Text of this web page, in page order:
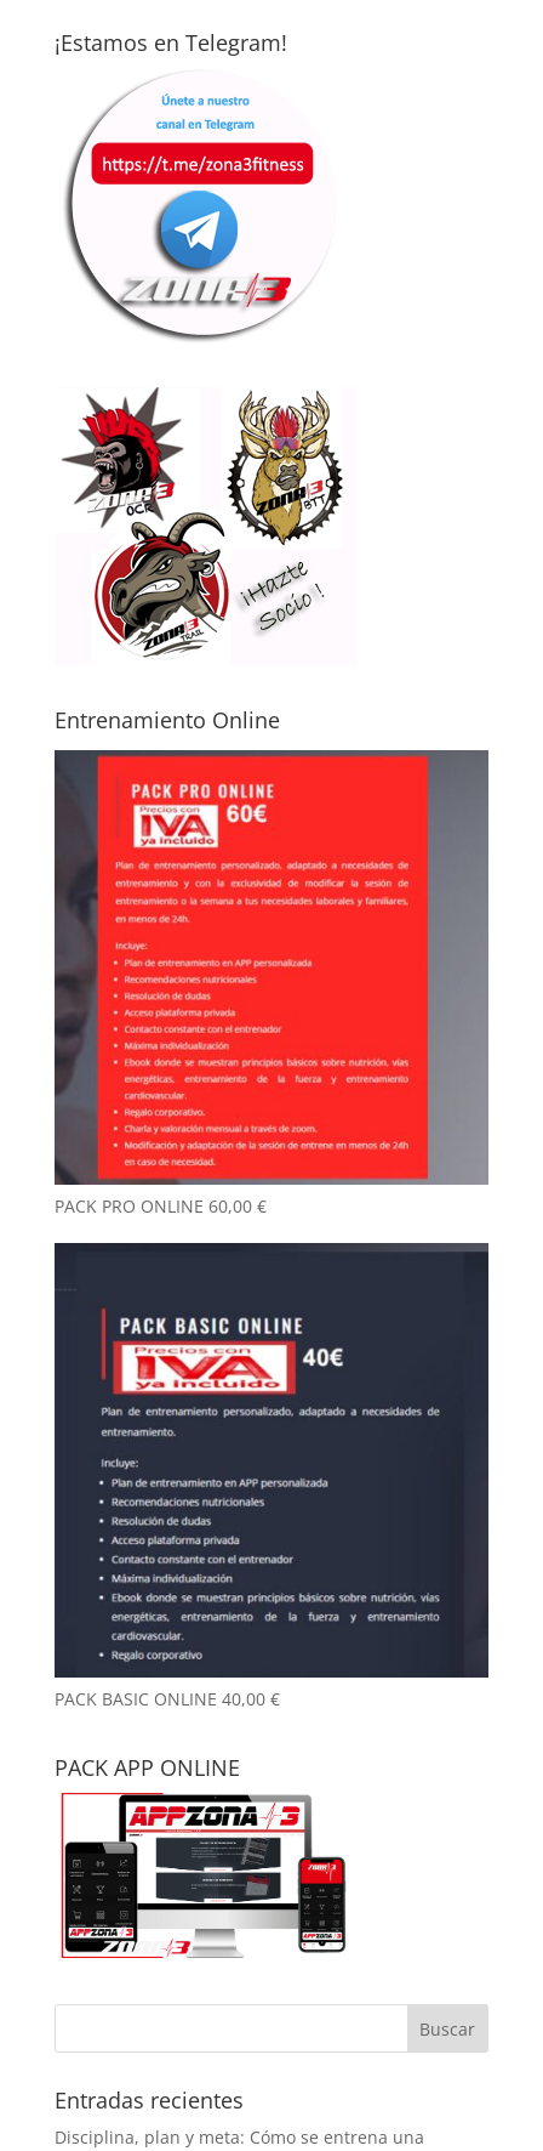
¡Estamos en Telegram!
Entrenamiento Online
PACK PRO ONLINE 60,00 €
PACK BASIC ONLINE 40,00 €
PACK APP ONLINE
Entradas recientes
Disciplina, plan y meta: Cómo se entrena una